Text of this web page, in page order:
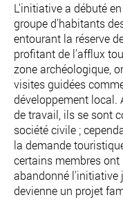
L'initiative a débuté
groupe d'habitants
entourant la réserve
profitant de l'afflux
zone archéologique,
visites guidées
développement local.
de travail, ils se sont
société civile ;
la demande
certains membres
abandonné l'initiative
devienne un projet